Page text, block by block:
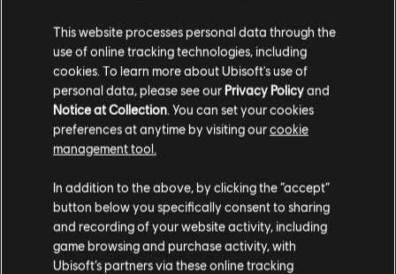
Soweit wir wissen kommst du aus
Staaten von Amerika.
Wenn du etwas bestellen möchtest, besuche bitte
deinen lokalen Ubisoft Store.
This website processes personal data through the
use of online tracking technologies, including
cookies. To learn more about Ubisoft's use of
personal data, please see our Privacy Policyand
Notice at Collection. You can set your cookies
preferences at anytime by visiting ourcookie
management tool.
In addition to the above, by clicking the “accept”
button below you specifically consent to sharing
and recording of your website activity, including
game browsing and purchase activity, with
Ubisoft’s partners via these online tracking